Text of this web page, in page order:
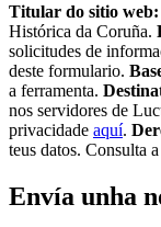
Titular do sitio web:
Histórica da Coruña.
solicitudes de
deste formulario.
a ferramenta.
nos servidores de
privacidade aquí.
teus datos. Consulta a
Envía unha